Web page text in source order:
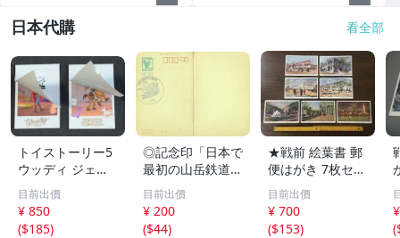
日本代購 看全部
トイストーリー5
ウッディ ジェシ
ー ２枚セット キ
ャラクターカード
入場特典 特典
目前出價
¥ 850
($185)
◎記念印「日本で
最初の山岳鉄道
別子1号 新居
浜
目前出價
¥ 200
($44)
★戦前 絵葉書 郵
便はがき 7枚セッ
ト 平和記念東京
博覧會 博覧会 建
物 人々 他 絵ハガ
目前出價
¥ 700
($153)
(